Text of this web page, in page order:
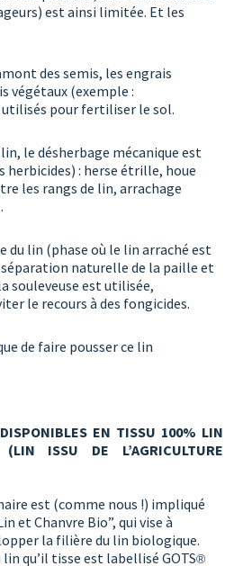
est ainsi limitée. Et les
des semis, les engrais
végétaux (exemple :
pour fertiliser le sol.
le désherbage mécanique est
herbicides) : herse étrille, houe
les rangs de lin, arrachage
du lin (phase où le lin arraché est
séparation naturelle de la paille et
souleveuse est utilisée,
le recours à des fongicides.
de faire pousser ce lin
EN TISSU 100% LIN
ISSU DE L’AGRICULTURE
est (comme nous !) impliqué
et Chanvre Bio”, qui vise à
la filière du lin biologique.
qu’il tisse est labellisé GOTS®